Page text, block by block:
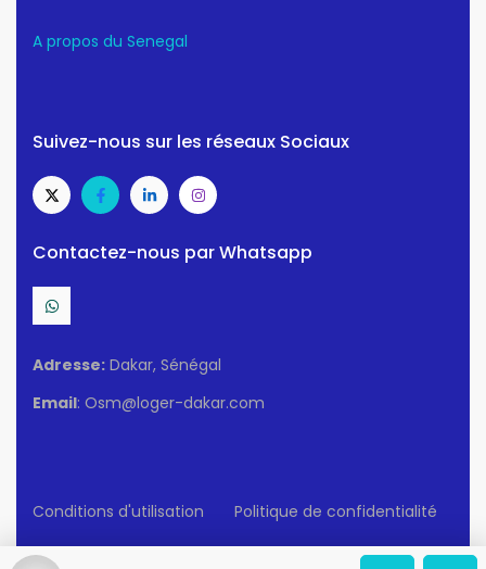
A propos du Senegal
Suivez-nous sur les réseaux Sociaux
Contactez-nous par Whatsapp
Adresse: Dakar, Sénégal
Email: Osm@loger-dakar.com
Conditions d'utilisation Politique de confidentialité
© 2025 Loger-Dakar. Tous Droits Réservés.